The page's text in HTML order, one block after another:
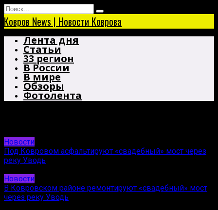
Перейти
к
содержанию
Search
for:
Ковров News | Новости Коврова
Лента дня
Статьи
33 регион
В России
В мире
Обзоры
Фотолента
Новости
Под Ковровом асфальтируют «свадебный» мост через
реку Уводь
Новости
В Ковровском районе ремонтируют «свадебный» мост
через реку Уводь